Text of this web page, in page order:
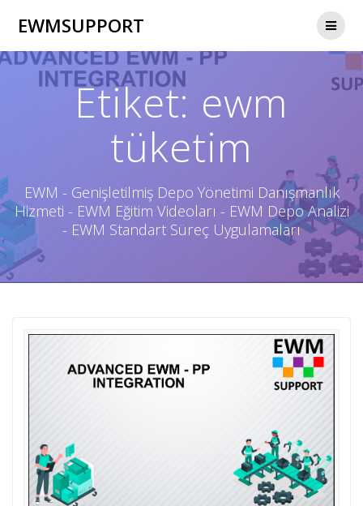
EWMSUPPORT
Etiket: ewm
tüketim
EWM - Genişletilmiş Depo Yönetimi Danışmanlık
Hizmeti - EWM Eğitim Videoları - EWM Depo Analizi
- EWM Standart Süreç Uygulamaları